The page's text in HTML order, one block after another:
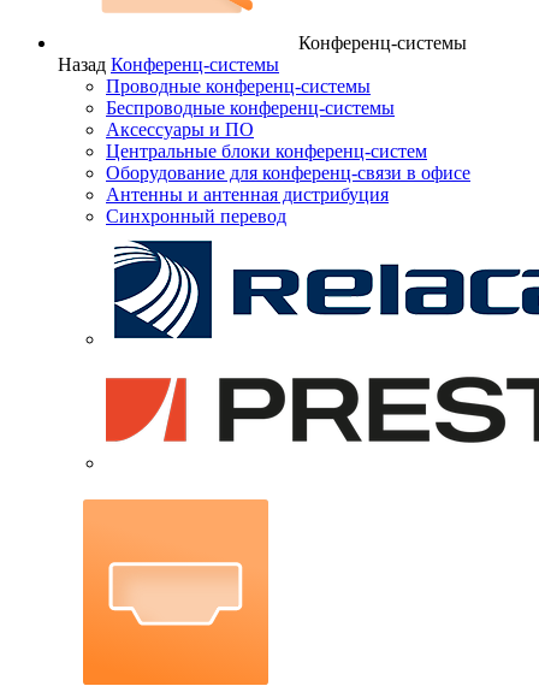
Конференц-системы
Назад Конференц-системы
Проводные конференц-системы
Беспроводные конференц-системы
Аксессуары и ПО
Центральные блоки конференц-систем
Оборудование для конференц-связи в офисе
Антенны и антенная дистрибуция
Синхронный перевод